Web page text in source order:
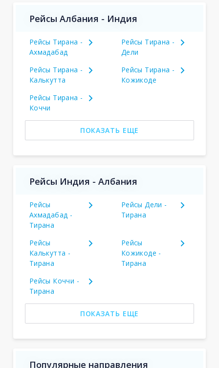
Рейсы Албания - Индия
Рейсы Тирана -
Ахмадабад
Рейсы Тирана -
Дели
Рейсы Тирана -
Калькутта
Рейсы Тирана -
Кожикоде
Рейсы Тирана -
Коччи
ПОКАЗАТЬ ЕЩЕ
Рейсы Индия - Албания
Рейсы
Ахмадабад -
Тирана
Рейсы Дели -
Тирана
Рейсы
Калькутта -
Тирана
Рейсы
Кожикоде -
Тирана
Рейсы Коччи -
Тирана
ПОКАЗАТЬ ЕЩЕ
Популярные направления